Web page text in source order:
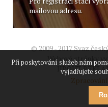
mailovou adresu.
© 2009 - 2017 Svaz
Webové stránky
JIROUT
Při poskytování služeb nám
vyjadřujete